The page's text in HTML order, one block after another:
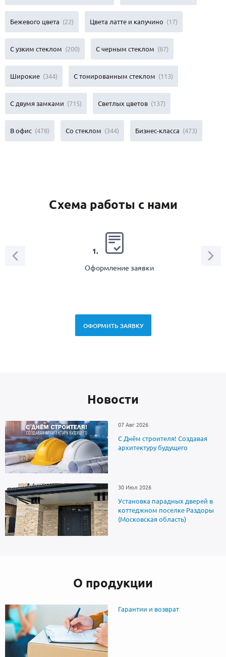
Бежевого цвета (22) Цвета латте и капучино (17)
С узким стеклом (200) С черным стеклом (87)
Широкие (344) С тонированным стеклом (113)
С двумя замками (715) Светлых цветов (137)
В офис (478) Со стеклом (344) Бизнес-класса (473)
Схема работы с нами
1.
Оформление заявки
ОФОРМИТЬ ЗАЯВКУ
Новоcти
07 Авг 2026
С Днём строителя! Создавая
архитектуру будущего
30 Июл 2026
Установка парадных дверей в
коттеджном поселке Раздоры
(Московская область)
О продукции
Гарантии и возврат